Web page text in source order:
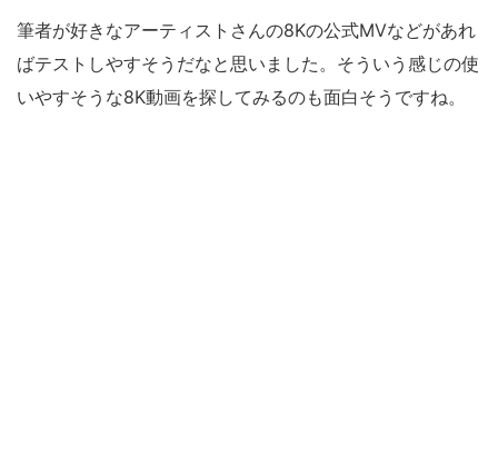
筆者が好きなアーティストさんの8Kの公式MVなどがあれ
ばテストしやすそうだなと思いました。そういう感じの使
いやすそうな8K動画を探してみるのも面白そうですね。